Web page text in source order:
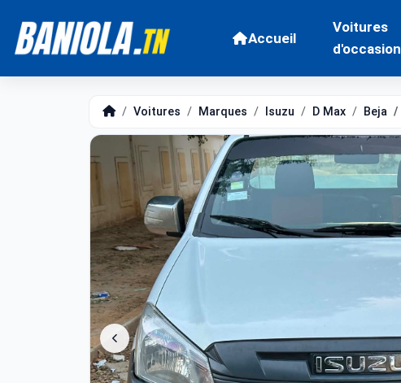
Accueil
Voitures
d'occasion
Voitures Marques Isuzu D Max Beja